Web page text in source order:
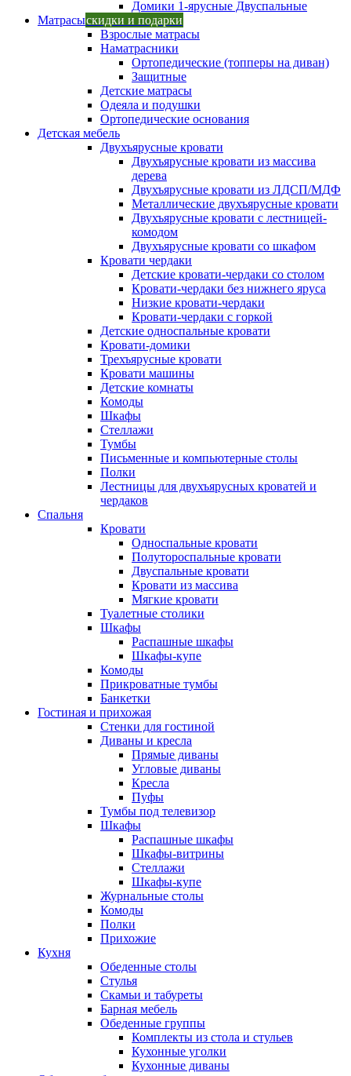
Домики 1-ярусные Двуспальные
Матрасыскидки и подарки
Взрослые матрасы
Наматрасники
Ортопедические (топперы на диван)
Защитные
Детские матрасы
Одеяла и подушки
Ортопедические основания
Детская мебель
Двухъярусные кровати
Двухъярусные кровати из массива
дерева
Двухъярусные кровати из ЛДСП/МДФ
Металлические двухъярусные кровати
Двухъярусные кровати с лестницей-
комодом
Двухъярусные кровати со шкафом
Кровати чердаки
Детские кровати-чердаки со столом
Кровати-чердаки без нижнего яруса
Низкие кровати-чердаки
Кровати-чердаки с горкой
Детские односпальные кровати
Кровати-домики
Трехъярусные кровати
Кровати машины
Детские комнаты
Комоды
Шкафы
Стеллажи
Тумбы
Письменные и компьютерные столы
Полки
Лестницы для двухъярусных кроватей и
чердаков
Спальня
Кровати
Односпальные кровати
Полутороспальные кровати
Двуспальные кровати
Кровати из массива
Мягкие кровати
Туалетные столики
Шкафы
Распашные шкафы
Шкафы-купе
Комоды
Прикроватные тумбы
Банкетки
Гостиная и прихожая
Стенки для гостиной
Диваны и кресла
Прямые диваны
Угловые диваны
Кресла
Пуфы
Тумбы под телевизор
Шкафы
Распашные шкафы
Шкафы-витрины
Стеллажи
Шкафы-купе
Журнальные столы
Комоды
Полки
Прихожие
Кухня
Обеденные столы
Стулья
Скамьи и табуреты
Барная мебель
Обеденные группы
Комплекты из стола и стульев
Кухонные уголки
Кухонные диваны